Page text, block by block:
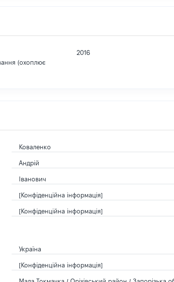
(охоплює
2016
Коваленко
Андрій
Іванович
[Конфіденційна інформація]
[Конфіденційна інформація]
Україна
[Конфіденційна інформація]